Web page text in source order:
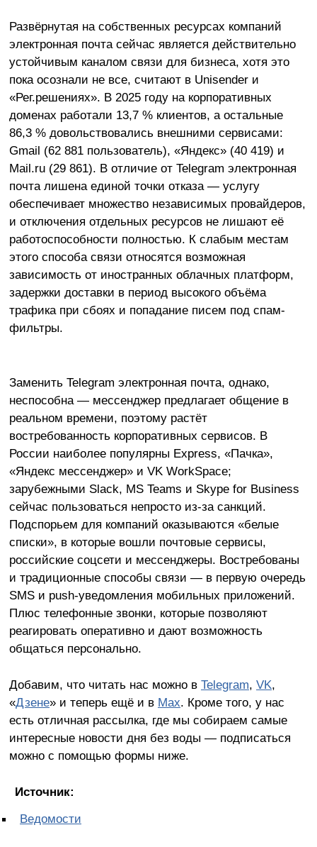
Развёрнутая на собственных ресурсах компаний
электронная почта сейчас является действительно
устойчивым каналом связи для бизнеса, хотя это
пока осознали не все, считают в Unisender и
«Рег.решениях». В 2025 году на корпоративных
доменах работали 13,7 % клиентов, а остальные
86,3 % довольствовались внешними сервисами:
Gmail (62 881 пользователь), «Яндекс» (40 419) и
Mail.ru (29 861). В отличие от Telegram электронная
почта лишена единой точки отказа — услугу
обеспечивает множество независимых провайдеров,
и отключения отдельных ресурсов не лишают её
работоспособности полностью. К слабым местам
этого способа связи относятся возможная
зависимость от иностранных облачных платформ,
задержки доставки в период высокого объёма
трафика при сбоях и попадание писем под спам-
фильтры.
Заменить Telegram электронная почта, однако,
неспособна — мессенджер предлагает общение в
реальном времени, поэтому растёт
востребованность корпоративных сервисов. В
России наиболее популярны Express, «Пачка»,
«Яндекс мессенджер» и VK WorkSpace;
зарубежными Slack, MS Teams и Skype for Business
сейчас пользоваться непросто из-за санкций.
Подспорьем для компаний оказываются «белые
списки», в которые вошли почтовые сервисы,
российские соцсети и мессенджеры. Востребованы
и традиционные способы связи — в первую очередь
SMS и push-уведомления мобильных приложений.
Плюс телефонные звонки, которые позволяют
реагировать оперативно и дают возможность
общаться персонально.
Добавим, что читать нас можно в Telegram, VK,
«Дзене» и теперь ещё и в Max. Кроме того, у нас
есть отличная рассылка, где мы собираем самые
интересные новости дня без воды — подписаться
можно с помощью формы ниже.
Источник:
Ведомости